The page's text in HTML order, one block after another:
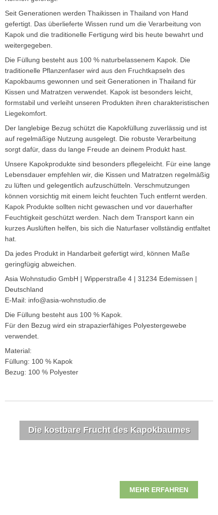
Seit Generationen werden Thaikissen in Thailand von Hand
gefertigt. Das überlieferte Wissen rund um die Verarbeitung von
Kapok und die traditionelle Fertigung wird bis heute bewahrt und
weitergegeben.
Die Füllung besteht aus 100 % naturbelassenem Kapok. Die
traditionelle Pflanzenfaser wird aus den Fruchtkapseln des
Kapokbaums gewonnen und seit Generationen in Thailand für
Kissen und Matratzen verwendet. Kapok ist besonders leicht,
formstabil und verleiht unseren Produkten ihren charakteristischen
Liegekomfort.
Der langlebige Bezug schützt die Kapokfüllung zuverlässig und ist
auf regelmäßige Nutzung ausgelegt. Die robuste Verarbeitung
sorgt dafür, dass du lange Freude an deinem Produkt hast.
Unsere Kapokprodukte sind besonders pflegeleicht. Für eine lange
Lebensdauer empfehlen wir, die Kissen und Matratzen regelmäßig
zu lüften und gelegentlich aufzuschütteln. Verschmutzungen
können vorsichtig mit einem leicht feuchten Tuch entfernt werden.
Kapok Produkte sollten nicht gewaschen und vor dauerhafter
Feuchtigkeit geschützt werden. Nach dem Transport kann ein
kurzes Auslüften helfen, bis sich die Naturfaser vollständig entfaltet
hat.
Da jedes Produkt in Handarbeit gefertigt wird, können Maße
geringfügig abweichen.
Asia Wohnstudio GmbH | Wipperstraße 4 | 31234 Edemissen |
Deutschland
E-Mail: info@asia-wohnstudio.de
Die Füllung besteht aus 100 % Kapok.
Für den Bezug wird ein strapazierfähiges Polyestergewebe
verwendet.
Material:
Füllung: 100 % Kapok
Bezug: 100 % Polyester
Die kostbare Frucht des Kapokbaumes
MEHR ERFAHREN